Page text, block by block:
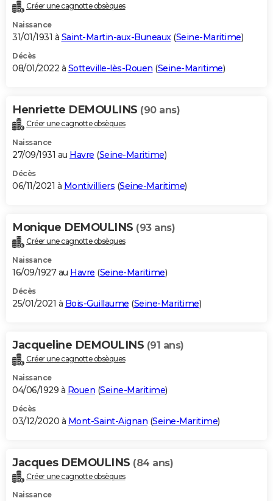
Créer une cagnotte obsèques
Naissance
31/01/1931 à Saint-Martin-aux-Buneaux(Seine-Maritime)
Décès
08/01/2022 à Sotteville-lès-Rouen (Seine-Maritime)
Henriette DEMOULINS (90 ans)
Créer une cagnotte obsèques
Naissance
27/09/1931 au Havre (Seine-Maritime)
Décès
06/11/2021 à Montivilliers (Seine-Maritime)
Monique DEMOULINS (93 ans)
Créer une cagnotte obsèques
Naissance
16/09/1927 au Havre (Seine-Maritime)
Décès
25/01/2021 à Bois-Guillaume (Seine-Maritime)
Jacqueline DEMOULINS (91 ans)
Créer une cagnotte obsèques
Naissance
04/06/1929 à Rouen (Seine-Maritime)
Décès
03/12/2020 à Mont-Saint-Aignan (Seine-Maritime)
Jacques DEMOULINS (84 ans)
Créer une cagnotte obsèques
Naissance